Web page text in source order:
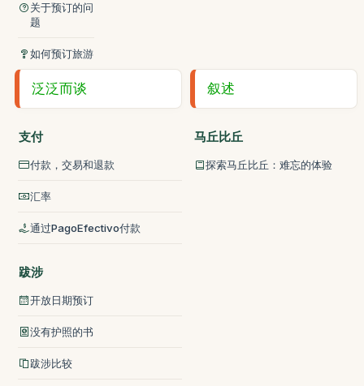
关于预订的问
题
如何预订旅游
泛泛而谈
支付
付款，交易和退款
汇率
通过PagoEfectivo付款
跋涉
开放日期预订
没有护照的书
跋涉比较
叙述
马丘比丘
探索马丘比丘：难忘的体验